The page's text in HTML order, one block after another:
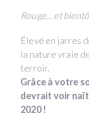
Rouge… et
Élevé en jarres
la nature vraie
terroir.
Grâce à votre
devrait voir
2020 !